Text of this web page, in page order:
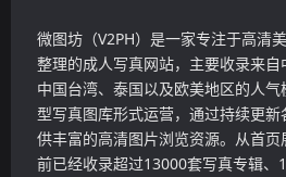
微图坊（V2PH）是一家专注于高清
整理的成人写真网站，主要收录来自
中国台湾、泰国以及欧美地区的人
型写真图库形式运营，通过持续更
供丰富的高清图片浏览资源。从首
前已经收录超过13000套写真专辑、